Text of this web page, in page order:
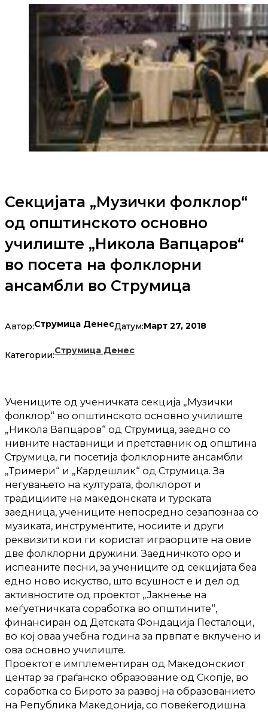
Секцијата „Музички фолклор“
од општинското основно
училиште „Никола Вапцаров“
во посета на фолклорни
ансамбли во Струмица
Автор:Струмица ДенесДатум:Март 27, 2018
Категории:Струмица Денес
Учениците од ученичката секција „Музички
фолклор“ во општинското основно училиште
„Никола Вапцаров“ од Струмица, заедно со
нивните наставници и претставник од општина
Струмица, ги посетија фолклорните ансамбли
„Тримери“ и „Кардешлик“ од Струмица. За
негувањето на културата, фолклорот и
традициите на македонската и турската
заедница, учениците непосредно сезапознаа со
музиката, инструментите, носиите и други
реквизити кои ги користат играорците на овие
две фолклорни дружини. Заедничкото оро и
испеаните песни, за учениците од секцијата беа
едно ново искуство, што всушност е и дел од
активностите од проектот „Јакнење на
меѓуетничката соработка во општините“,
финансиран од Детската Фондација Песталоци,
во кој оваа учебна година за првпат е вклучено и
ова основно училиште.
Проектот е имплементиран од Македонскиот
центар за граѓанско образование од Скопје, во
соработка со Бирото за развој на образованието
на Република Македонија, со повеќегодишна